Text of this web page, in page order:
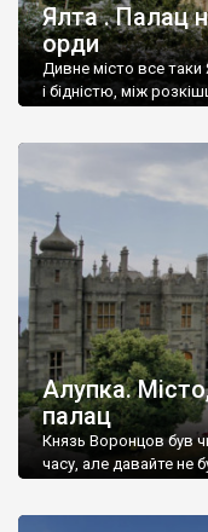
Ялта . Палац
орди
Дивне місто все таки
і бідністю, між
Алупка.
палац
Князь Воронцов був
часу, але давайте не